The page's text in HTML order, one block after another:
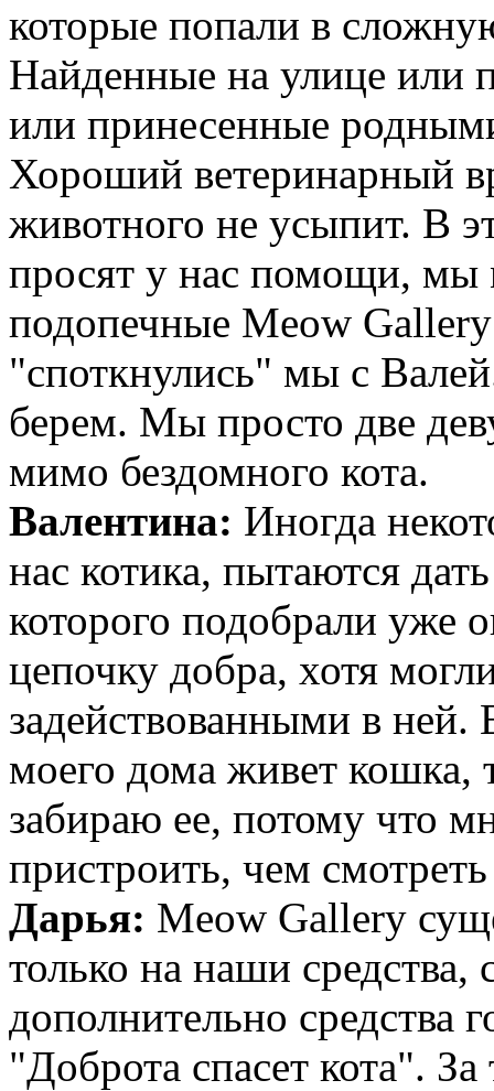
которые попали в
Найденные на улице или
или принесенные
Хороший ветеринарный
животного не усыпит. В
просят у нас помощи, мы
подопечные Meow Gallery
"споткнулись" мы с
берем. Мы просто две
мимо бездомного кота.
Валентина: Иногда
нас котика, пытаются
которого подобрали уже
цепочку добра, хотя
задействованными в ней.
моего дома живет кошка,
забираю ее, потому что
пристроить, чем
Дарья: Meow Gallery
только на наши
дополнительно средства
"Доброта спасет кота".